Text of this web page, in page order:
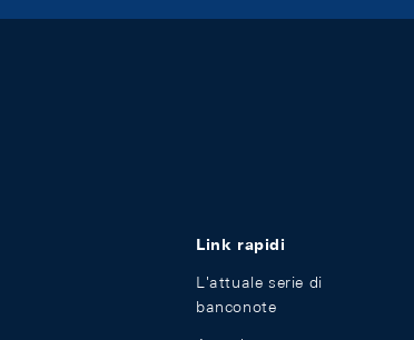
Link rapidi
L'attuale serie di
banconote